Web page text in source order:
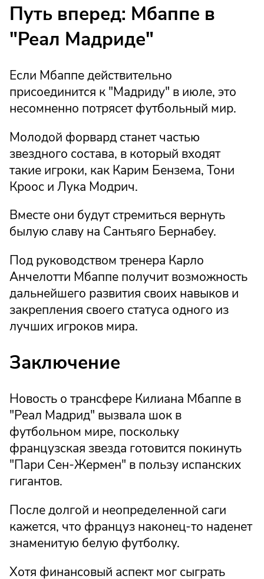
Путь вперед: Мбаппе в
"Реал Мадриде"
Если Мбаппе действительно
присоединится к "Мадриду" в июле, это
несомненно потрясет футбольный мир.
Молодой форвард станет частью
звездного состава, в который входят
такие игроки, как Карим Бензема, Тони
Кроос и Лука Модрич.
Вместе они будут стремиться вернуть
былую славу на Сантьяго Бернабеу.
Под руководством тренера Карло
Анчелотти Мбаппе получит возможность
дальнейшего развития своих навыков и
закрепления своего статуса одного из
лучших игроков мира.
Заключение
Новость о трансфере Килиана Мбаппе в
"Реал Мадрид" вызвала шок в
футбольном мире, поскольку
французская звезда готовится покинуть
"Пари Сен-Жермен" в пользу испанских
гигантов.
После долгой и неопределенной саги
кажется, что француз наконец-то наденет
знаменитую белую футболку.
Хотя финансовый аспект мог сыграть